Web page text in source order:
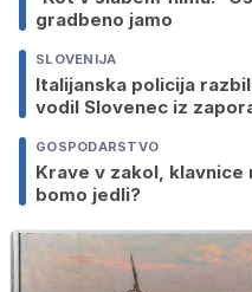
gradbeno jamo
SLOVENIJA
Italijanska policija
vodil Slovenec iz
GOSPODARSTVO
Krave v zakol,
bomo jedli?